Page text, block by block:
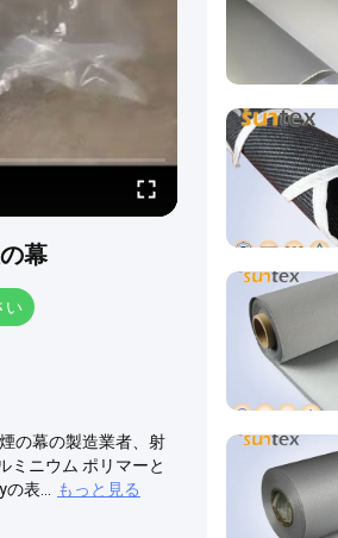
幕
い
の幕の製造業者、射
ミニウム ポリマーと
表...
もっと見る